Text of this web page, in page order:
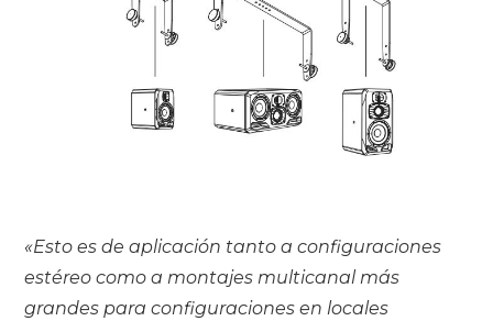
«Esto es de aplicación tanto a configuraciones
estéreo como a montajes multicanal más
grandes para configuraciones en locales